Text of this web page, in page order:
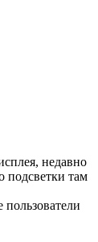
недавно
подсветки там